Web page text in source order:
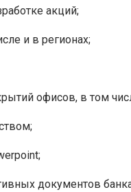
акций;
и в регионах;
офисов, в том
документов